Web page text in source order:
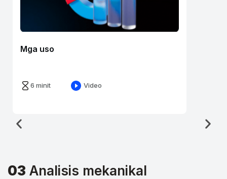
Mga uso
6 minit Video
03 Analisis mekanikal